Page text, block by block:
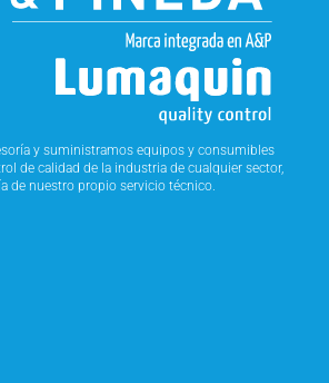
y suministramos equipos y consumibles
de calidad de la industria de cualquier sector,
de nuestro propio servicio técnico.